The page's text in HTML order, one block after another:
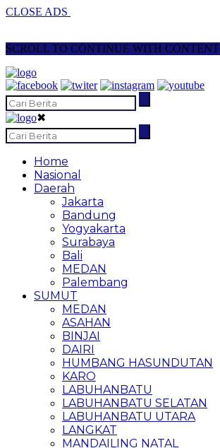
CLOSE ADS
SCROLL TO CONTINUE WITH CONTENT
✖
Home
Nasional
Daerah
Jakarta
Bandung
Yogyakarta
Surabaya
Bali
MEDAN
Palembang
SUMUT
MEDAN
ASAHAN
BINJAI
DAIRI
HUMBANG HASUNDUTAN
KARO
LABUHANBATU
LABUHANBATU SELATAN
LABUHANBATU UTARA
LANGKAT
MANDAILING NATAL